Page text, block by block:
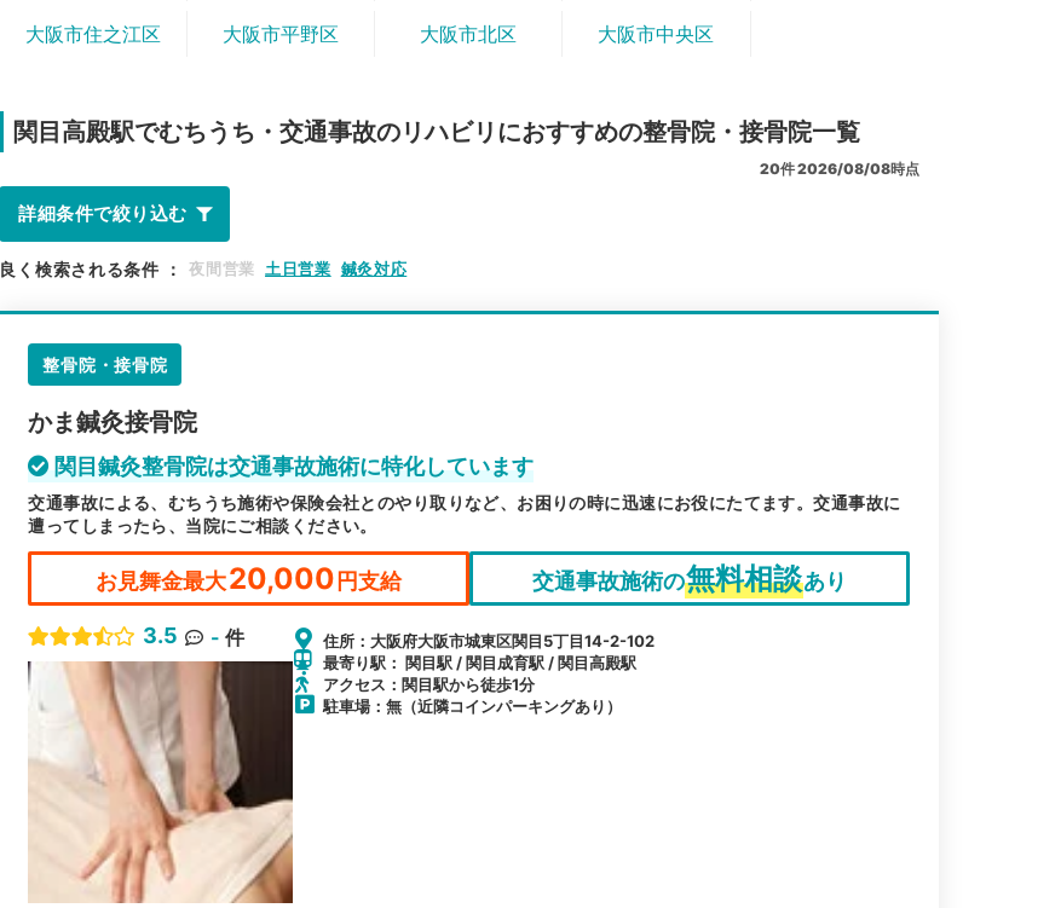
大阪市住之江区 大阪市平野区 大阪市北区 大阪市中央区
関目高殿駅でむちうち・交通事故のリハビリにおすすめの整骨院・接骨院一覧
20件2026/08/08時点
詳細条件で絞り込む
良く検索される条件 ： 夜間営業 土日営業 鍼灸対応
整骨院・接骨院
かま鍼灸接骨院
関目鍼灸整骨院は交通事故施術に特化しています
交通事故による、むちうち施術や保険会社とのやり取りなど、お困りの時に迅速にお役にたてます。交通事故に
遭ってしまったら、当院にご相談ください。
お見舞金最大20,000円支給 交通事故施術の無料相談あり
3.5 - 件
住所：大阪府大阪市城東区関目5丁目14-2-102
最寄り駅： 関目駅 / 関目成育駅 / 関目高殿駅
アクセス：関目駅から徒歩1分
駐車場：無（近隣コインパーキングあり）